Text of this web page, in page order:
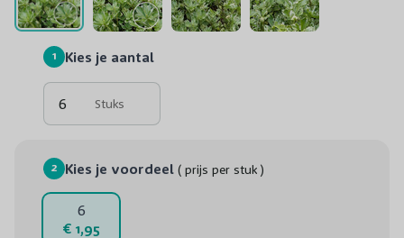
1 Kies je aantal
Stuks
2 Kies je voordeel ( prijs per stuk )
6
€ 1,95